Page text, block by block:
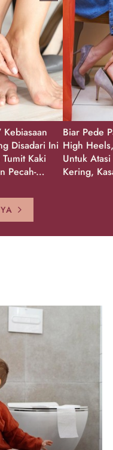
Disadari Ini
Kaki
Pecah-
Biar Pede
High
Untuk
Kering,